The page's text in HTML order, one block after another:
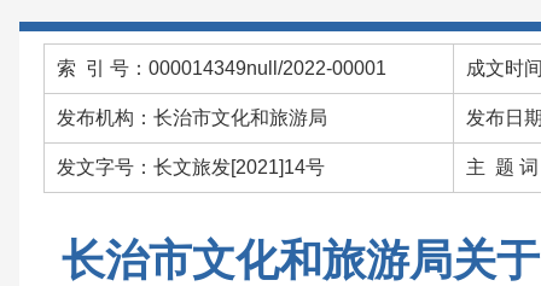
索 引 号：000014349null/2022-00001 成文时
发布机构：长治市文化和旅游局 发布日
发文字号：长文旅发[2021]14号 主 题 词
长治市文化和旅游局关